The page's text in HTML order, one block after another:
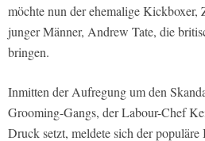
möchte nun der ehemalige
junger Männer, Andrew Tate, die
bringen.
Inmitten der Aufregung um den
Grooming-Gangs, der Labour-Chef
Druck setzt, meldete sich der